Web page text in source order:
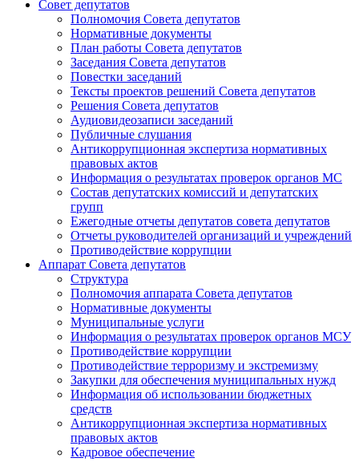
Совет депутатов
Полномочия Совета депутатов
Нормативные документы
План работы Совета депутатов
Заседания Cовета депутатов
Повестки заседаний
Тексты проектов решений Совета депутатов
Решения Совета депутатов
Аудиовидеозаписи заседаний
Публичные слушания
Антикоррупционная экспертиза нормативных
правовых актов
Информация о результатах проверок органов МС
Состав депутатских комиссий и депутатских
групп
Ежегодные отчеты депутатов совета депутатов
Отчеты руководителей организаций и учреждений
Противодействие коррупции
Аппарат Совета депутатов
Структура
Полномочия аппарата Совета депутатов
Нормативные документы
Муниципальные услуги
Информация о результатах проверок органов МСУ
Противодействие коррупции
Противодействие терроризму и экстремизму
Закупки для обеспечения муниципальных нужд
Информация об использовании бюджетных
средств
Антикоррупционная экспертиза нормативных
правовых актов
Кадровое обеспечение